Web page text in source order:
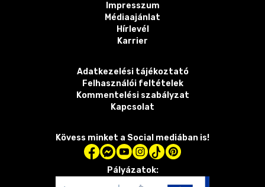
Impresszum
Médiaajánlat
Hírlevél
Karrier
Adatkezelési tájékoztató
Felhasználói feltételek
Kommentelési szabályzat
Kapcsolat
Kövess minket a Social mediában is!
Pályázatok: